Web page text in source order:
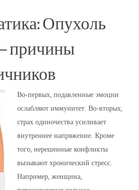
Опухоль
причины
Во-первых, подавленные эмоции
ослабляют иммунитет. Во-вторых,
страх одиночества усиливает
внутреннее напряжение. Кроме
того, нерешенные конфликты
вызывают хронический стресс.
Например, женщина,